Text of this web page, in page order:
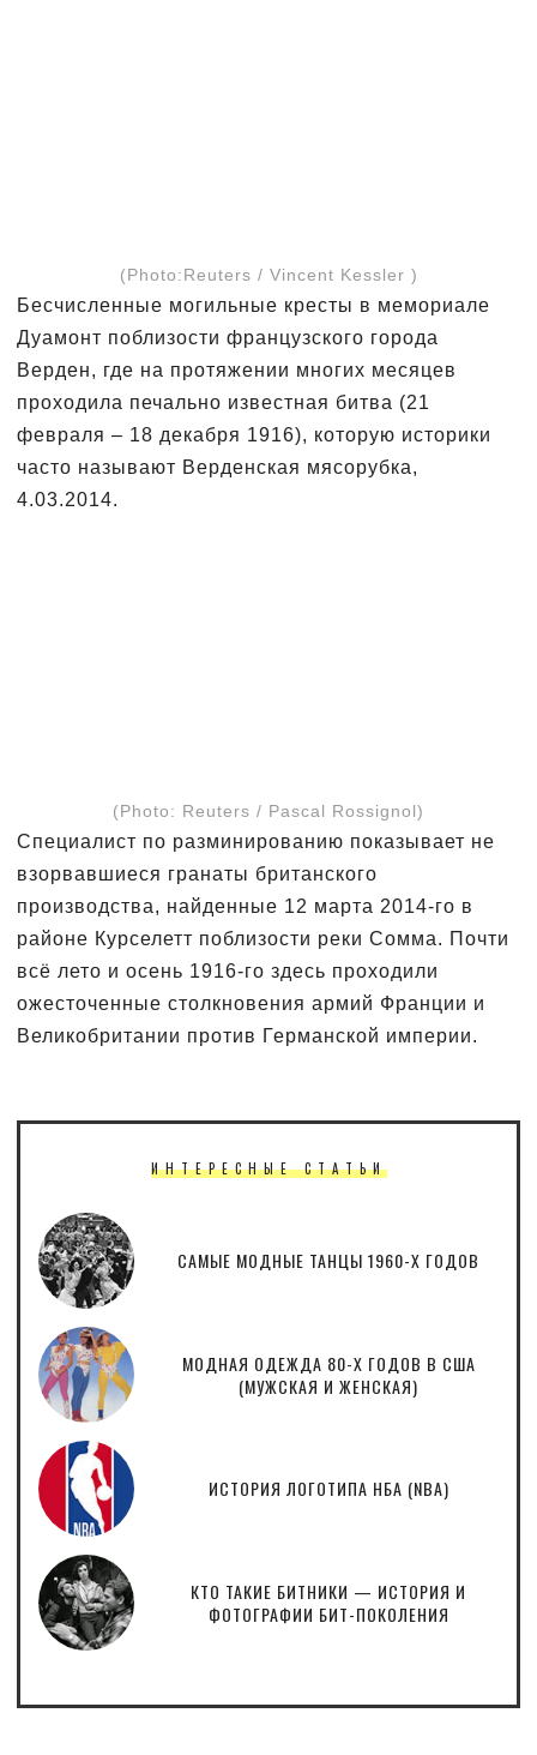
(Photo:Reuters / Vincent Kessler )
Бесчисленные могильные кресты в мемориале
Дуамонт поблизости французского города
Верден, где на протяжении многих месяцев
проходила печально известная битва (21
февраля – 18 декабря 1916), которую историки
часто называют Верденская мясорубка,
4.03.2014.
(Photo: Reuters / Pascal Rossignol)
Специалист по разминированию показывает не
взорвавшиеся гранаты британского
производства, найденные 12 марта 2014-го в
районе Курселетт поблизости реки Сомма. Почти
всё лето и осень 1916-го здесь проходили
ожесточенные столкновения армий Франции и
Великобритании против Германской империи.
ИНТЕРЕСНЫЕ СТАТЬИ
САМЫЕ МОДНЫЕ ТАНЦЫ 1960-Х ГОДОВ
МОДНАЯ ОДЕЖДА 80-Х ГОДОВ В США
(МУЖСКАЯ И ЖЕНСКАЯ)
ИСТОРИЯ ЛОГОТИПА НБА (NBA)
КТО ТАКИЕ БИТНИКИ — ИСТОРИЯ И
ФОТОГРАФИИ БИТ-ПОКОЛЕНИЯ